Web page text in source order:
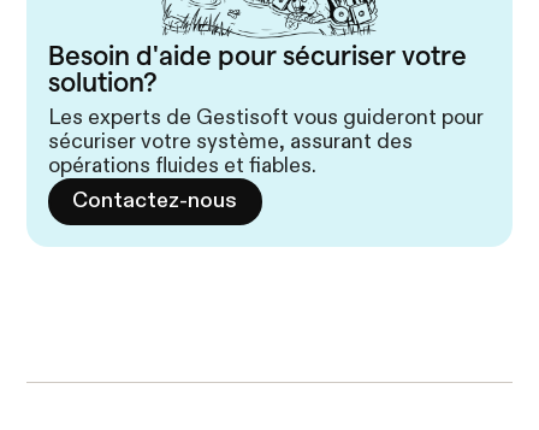
Besoin d'aide pour sécuriser votre
solution?
Les experts de Gestisoft vous guideront pour
sécuriser votre système, assurant des
opérations fluides et fiables.
Contactez-nous